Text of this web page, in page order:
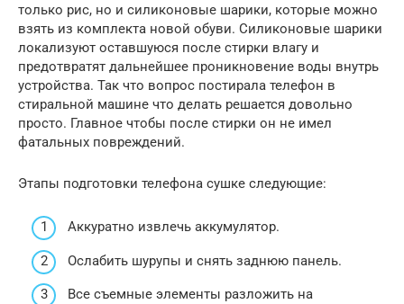
только рис, но и силиконовые шарики, которые можно
взять из комплекта новой обуви. Силиконовые шарики
локализуют оставшуюся после стирки влагу и
предотвратят дальнейшее проникновение воды внутрь
устройства. Так что вопрос постирала телефон в
стиральной машине что делать решается довольно
просто. Главное чтобы после стирки он не имел
фатальных повреждений.
Этапы подготовки телефона сушке следующие:
Аккуратно извлечь аккумулятор.
Ослабить шурупы и снять заднюю панель.
Все съемные элементы разложить на